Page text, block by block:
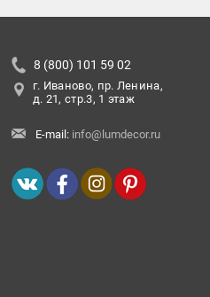
8 (800) 101 59 02
г. Иваново, пр. Ленина,
д. 21, стр.3, 1 этаж
E-mail: info@lumdecor.ru